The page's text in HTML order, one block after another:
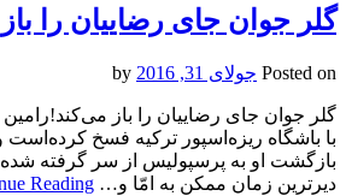
گلر جوان جای رضاییان را
Posted on جولای 31, 2016
گلر جوان جای رضاییان را باز می‌کند!رامین
با باشگاه ریزه‌اسپور ترکیه فسخ
بازگشت او به پرسپولیس از سر گرفته
دیرترین زمان ممکن به امّا و… Reading